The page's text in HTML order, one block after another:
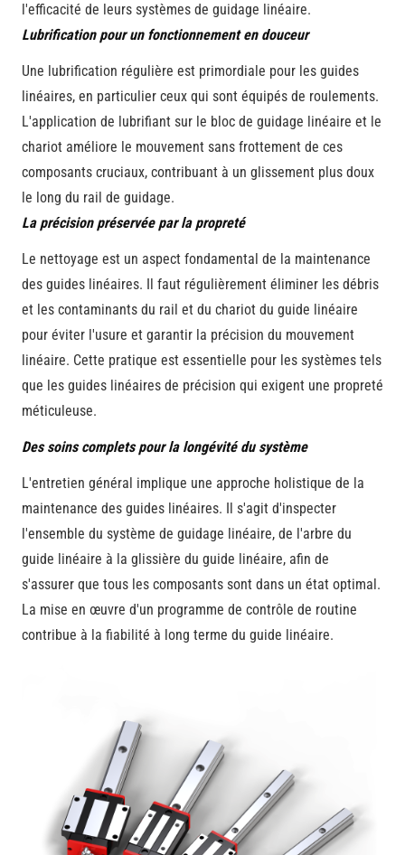
l'efficacité de leurs systèmes de guidage linéaire.
Lubrification pour un fonctionnement en douceur
Une lubrification régulière est primordiale pour les guides
linéaires, en particulier ceux qui sont équipés de roulements.
L'application de lubrifiant sur le bloc de guidage linéaire et le
chariot améliore le mouvement sans frottement de ces
composants cruciaux, contribuant à un glissement plus doux
le long du rail de guidage.
La précision préservée par la propreté
Le nettoyage est un aspect fondamental de la maintenance
des guides linéaires. Il faut régulièrement éliminer les débris
et les contaminants du rail et du chariot du guide linéaire
pour éviter l'usure et garantir la précision du mouvement
linéaire. Cette pratique est essentielle pour les systèmes tels
que les guides linéaires de précision qui exigent une propreté
méticuleuse.
Des soins complets pour la longévité du système
L'entretien général implique une approche holistique de la
maintenance des guides linéaires. Il s'agit d'inspecter
l'ensemble du système de guidage linéaire, de l'arbre du
guide linéaire à la glissière du guide linéaire, afin de
s'assurer que tous les composants sont dans un état optimal.
La mise en œuvre d'un programme de contrôle de routine
contribue à la fiabilité à long terme du guide linéaire.